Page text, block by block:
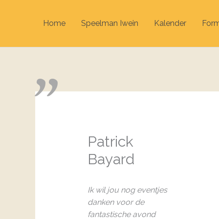
Home Speelman Iwein Kalender
Patrick
Bayard
Ik wil jou nog eventjes
danken voor de
fantastische avond